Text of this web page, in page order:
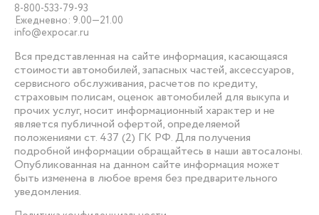
8-800-533-79-93
Ежедневно: 9.00—21.00
info@expocar.ru
Вся представленная на сайте информация, касающаяся
стоимости автомобилей, запасных частей, аксессуаров,
сервисного обслуживания, расчетов по кредиту,
страховым полисам, оценок автомобилей для выкупа и
прочих услуг, носит информационный характер и не
является публичной офертой, определяемой
положениями ст. 437 (2) ГК РФ. Для получения
подробной информации обращайтесь в наши автосалоны.
Опубликованная на данном сайте информация может
быть изменена в любое время без предварительного
уведомления.